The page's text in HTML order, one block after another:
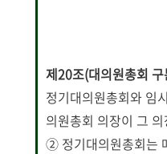
제20조(대의원총회
정기대의원총회와 임
의원총회 의장이 그
② 정기대의원총회는